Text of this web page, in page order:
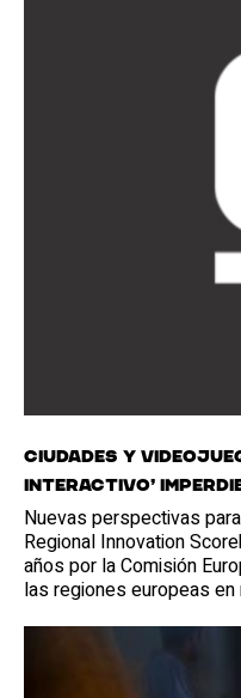
Ciudades y
interactivo’
Nuevas perspectivas
Regional Innovation
años por la Comisión
las regiones europeas